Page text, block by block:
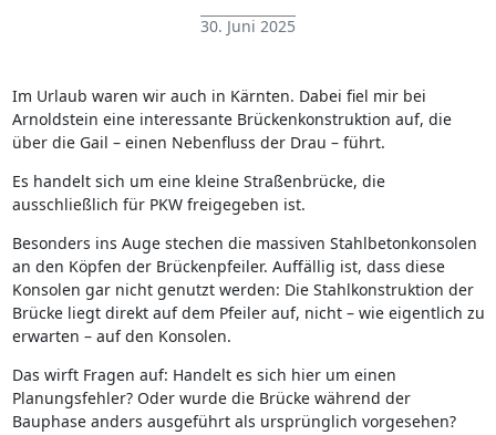
30. Juni 2025
Im Urlaub waren wir auch in Kärnten. Dabei fiel mir bei
Arnoldstein eine interessante Brückenkonstruktion auf, die
über die Gail – einen Nebenfluss der Drau – führt.
Es handelt sich um eine kleine Straßenbrücke, die
ausschließlich für PKW freigegeben ist.
Besonders ins Auge stechen die massiven Stahlbetonkonsolen
an den Köpfen der Brückenpfeiler. Auffällig ist, dass diese
Konsolen gar nicht genutzt werden: Die Stahlkonstruktion der
Brücke liegt direkt auf dem Pfeiler auf, nicht – wie eigentlich zu
erwarten – auf den Konsolen.
Das wirft Fragen auf: Handelt es sich hier um einen
Planungsfehler? Oder wurde die Brücke während der
Bauphase anders ausgeführt als ursprünglich vorgesehen?